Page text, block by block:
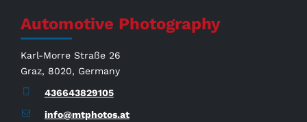
Automotive Photography
Karl-Morre Straße 26
Graz, 8020, Germany
436643829105
info@mtphotos.at